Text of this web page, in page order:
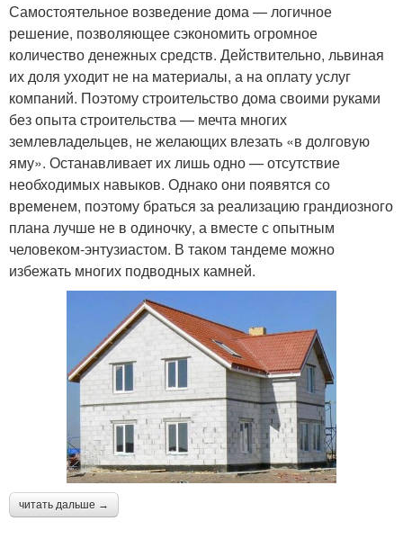
Самостоятельное возведение дома — логичное
решение, позволяющее сэкономить огромное
количество денежных средств. Действительно, львиная
их доля уходит не на материалы, а на оплату услуг
компаний. Поэтому строительство дома своими руками
без опыта строительства — мечта многих
землевладельцев, не желающих влезать «в долговую
яму». Останавливает их лишь одно — отсутствие
необходимых навыков. Однако они появятся со
временем, поэтому браться за реализацию грандиозного
плана лучше не в одиночку, а вместе с опытным
человеком-энтузиастом. В таком тандеме можно
избежать многих подводных камней.
читать дальше →